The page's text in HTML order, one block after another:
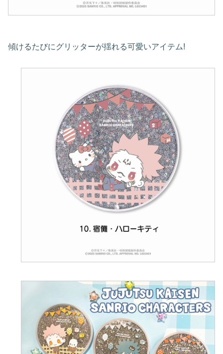
傾けるたびにグリッターが揺れる可愛いアイテム!